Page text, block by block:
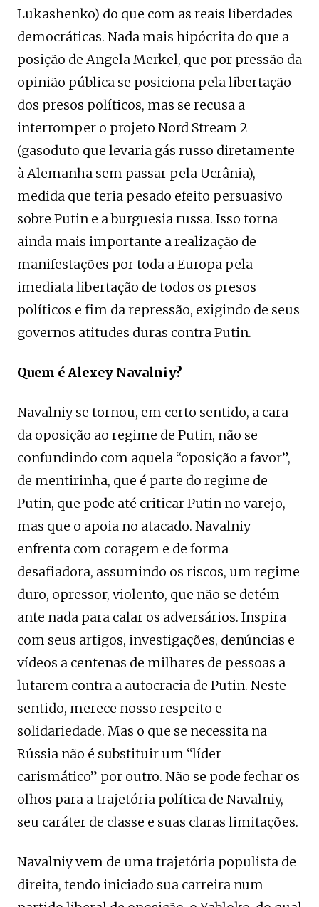
Lukashenko) do que com as reais liberdades
democráticas. Nada mais hipócrita do que a
posição de Angela Merkel, que por pressão da
opinião pública se posiciona pela libertação
dos presos políticos, mas se recusa a
interromper o projeto Nord Stream 2
(gasoduto que levaria gás russo diretamente
à Alemanha sem passar pela Ucrânia),
medida que teria pesado efeito persuasivo
sobre Putin e a burguesia russa. Isso torna
ainda mais importante a realização de
manifestações por toda a Europa pela
imediata libertação de todos os presos
políticos e fim da repressão, exigindo de seus
governos atitudes duras contra Putin.
Quem é Alexey Navalniy?
Navalniy se tornou, em certo sentido, a cara
da oposição ao regime de Putin, não se
confundindo com aquela “oposição a favor”,
de mentirinha, que é parte do regime de
Putin, que pode até criticar Putin no varejo,
mas que o apoia no atacado. Navalniy
enfrenta com coragem e de forma
desafiadora, assumindo os riscos, um regime
duro, opressor, violento, que não se detém
ante nada para calar os adversários. Inspira
com seus artigos, investigações, denúncias e
vídeos a centenas de milhares de pessoas a
lutarem contra a autocracia de Putin. Neste
sentido, merece nosso respeito e
solidariedade. Mas o que se necessita na
Rússia não é substituir um “líder
carismático” por outro. Não se pode fechar os
olhos para a trajetória política de Navalniy,
seu caráter de classe e suas claras limitações.
Navalniy vem de uma trajetória populista de
direita, tendo iniciado sua carreira num